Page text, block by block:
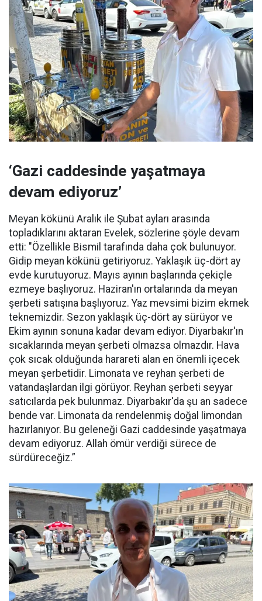
‘Gazi caddesinde yaşatmaya
devam ediyoruz’
Meyan kökünü Aralık ile Şubat ayları arasında
topladıklarını aktaran Evelek, sözlerine şöyle devam
etti: "Özellikle Bismil tarafında daha çok bulunuyor.
Gidip meyan kökünü getiriyoruz. Yaklaşık üç-dört ay
evde kurutuyoruz. Mayıs ayının başlarında çekiçle
ezmeye başlıyoruz. Haziran'ın ortalarında da meyan
şerbeti satışına başlıyoruz. Yaz mevsimi bizim ekmek
teknemizdir. Sezon yaklaşık üç-dört ay sürüyor ve
Ekim ayının sonuna kadar devam ediyor. Diyarbakır'ın
sıcaklarında meyan şerbeti olmazsa olmazdır. Hava
çok sıcak olduğunda harareti alan en önemli içecek
meyan şerbetidir. Limonata ve reyhan şerbeti de
vatandaşlardan ilgi görüyor. Reyhan şerbeti seyyar
satıcılarda pek bulunmaz. Diyarbakır'da şu an sadece
bende var. Limonata da rendelenmiş doğal limondan
hazırlanıyor. Bu geleneği Gazi caddesinde yaşatmaya
devam ediyoruz. Allah ömür verdiği sürece de
sürdüreceğiz.”